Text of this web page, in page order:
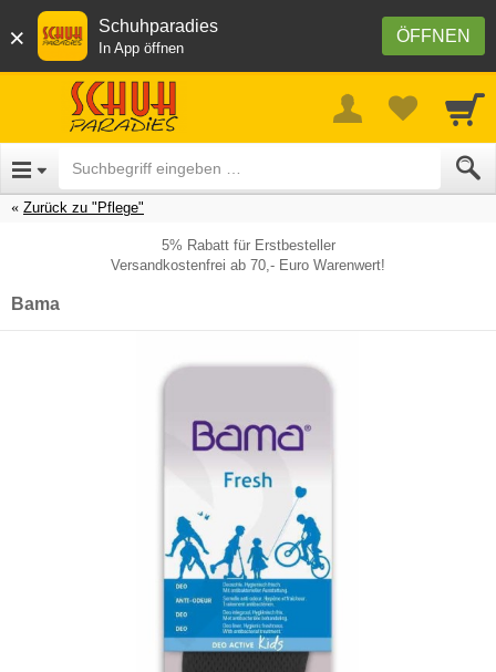
× ÖFFNEN
Schuhparadies
In App öffnen
Zurück zu "Pflege"
5% Rabatt für Erstbesteller
Versandkostenfrei ab 70,- Euro Warenwert!
Bama